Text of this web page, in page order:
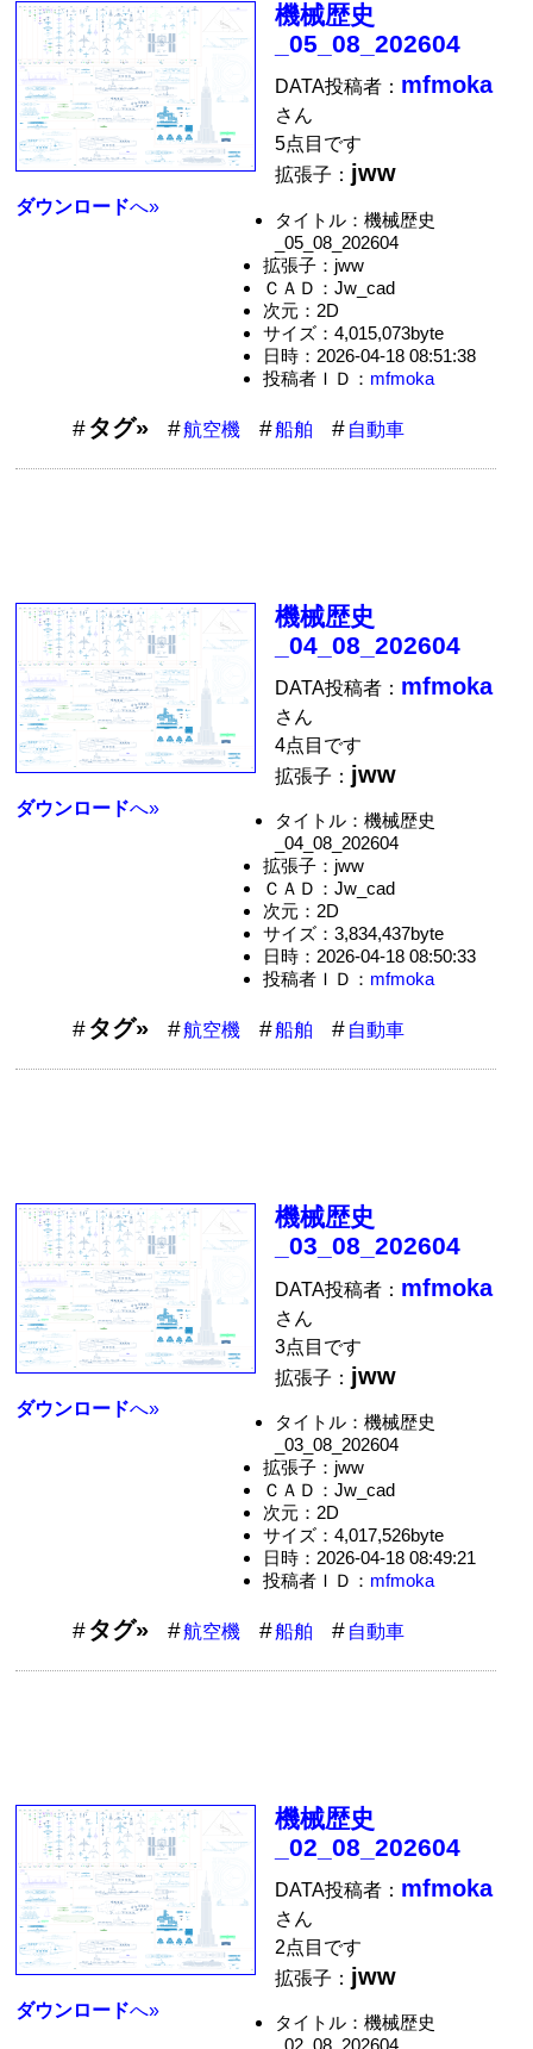
ダウンロードへ»
機械歴史
_05_08_202604
DATA投稿者： mfmoka
さん
5点目です
拡張子： jww
タイトル：機械歴史
_05_08_202604
拡張子：jww
ＣＡＤ：Jw_cad
次元：2D
サイズ：4,015,073byte
日時：2026-04-18 08:51:38
投稿者ＩＤ： mfmoka
タグ» 航空機 船舶 自動車
ダウンロードへ»
機械歴史
_04_08_202604
DATA投稿者： mfmoka
さん
4点目です
拡張子： jww
タイトル：機械歴史
_04_08_202604
拡張子：jww
ＣＡＤ：Jw_cad
次元：2D
サイズ：3,834,437byte
日時：2026-04-18 08:50:33
投稿者ＩＤ： mfmoka
タグ» 航空機 船舶 自動車
ダウンロードへ»
機械歴史
_03_08_202604
DATA投稿者： mfmoka
さん
3点目です
拡張子： jww
タイトル：機械歴史
_03_08_202604
拡張子：jww
ＣＡＤ：Jw_cad
次元：2D
サイズ：4,017,526byte
日時：2026-04-18 08:49:21
投稿者ＩＤ： mfmoka
タグ» 航空機 船舶 自動車
ダウンロードへ»
機械歴史
_02_08_202604
DATA投稿者： mfmoka
さん
2点目です
拡張子： jww
タイトル：機械歴史